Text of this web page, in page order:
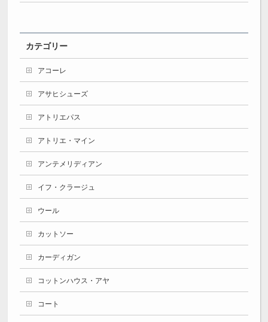
カテゴリー
アコーレ
アサヒシューズ
アトリエパス
アトリエ・マイン
アンテメリディアン
イフ・クラージュ
ウール
カットソー
カーディガン
コットンハウス・アヤ
コート